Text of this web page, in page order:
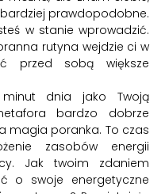
prawdopodobne.
w stanie wprowadzić.
rutyna wejdzie ci w
przed sobą większe
dnia jako Twoją
bardzo dobrze
magia poranka. To czas
zasobów energii
Jak twoim zdaniem
o swoje energetyczne